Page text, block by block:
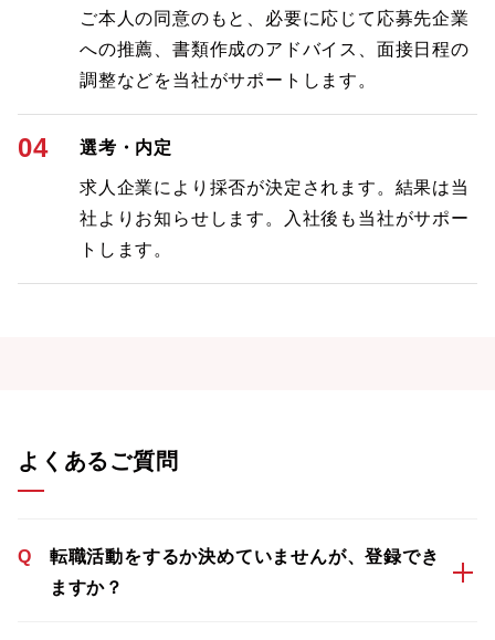
ご本人の同意のもと、必要に応じて応募先企業
への推薦、書類作成のアドバイス、面接日程の
調整などを当社がサポートします。
04 選考・内定
求人企業により採否が決定されます。結果は当
社よりお知らせします。入社後も当社がサポー
トします。
よくあるご質問
Q
転職活動をするか決めていませんが、登録でき
ますか？